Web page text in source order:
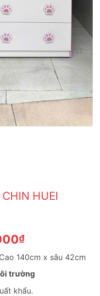
HUEI
₫Giá
tại
là:
2,050,000₫.
140cm x sâu 42cm
trường
khẩu.